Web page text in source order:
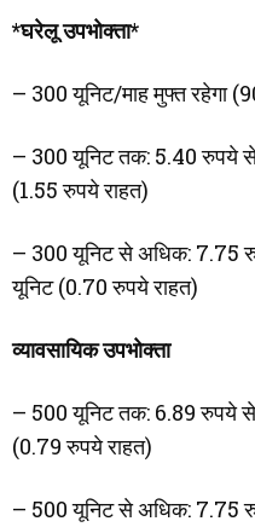
*घरेलू उपभोक्ता*
– 300 यूनिट/माह मुफ्त रहेगा
– 300 यूनिट तक: 5.40 रुपये
(1.55 रुपये राहत)
– 300 यूनिट से अधिक: 7.75
यूनिट (0.70 रुपये राहत)
व्यावसायिक उपभोक्ता
– 500 यूनिट तक: 6.89 रुपये
(0.79 रुपये राहत)
– 500 यूनिट से अधिक: 7.75